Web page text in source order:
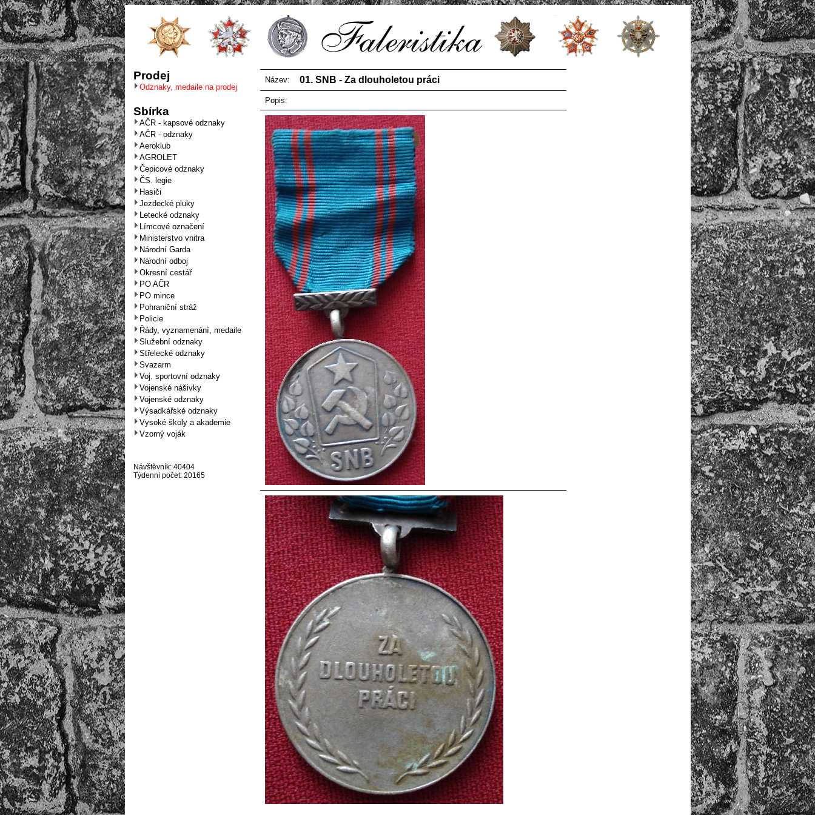
Prodej
Odznaky, medaile na prodej
Sbírka
AČR - kapsové odznaky
AČR - odznaky
Aeroklub
AGROLET
Čepicové odznaky
ČS. legie
Hasiči
Jezdecké pluky
Letecké odznaky
Límcové označení
Ministerstvo vnitra
Národní Garda
Národní odboj
Okresní cestář
PO AČR
PO mince
Pohraniční stráž
Policie
Řády, vyznamenání, medaile
Služební odznaky
Střelecké odznaky
Svazarm
Voj. sportovní odznaky
Vojenské nášivky
Vojenské odznaky
Výsadkářské odznaky
Vysoké školy a akademie
Vzorný voják
Návštěvník: 40404
Týdenní počet: 20165
Název: 01. SNB - Za dlouholetou práci
Popis: